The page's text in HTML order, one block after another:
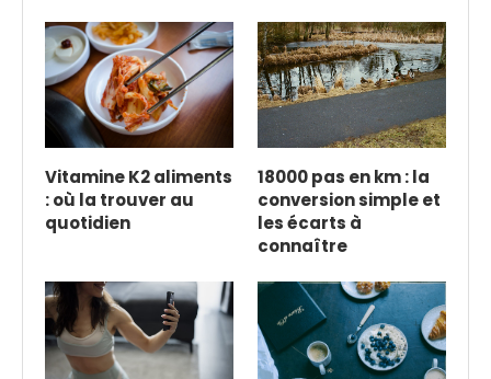
Vitamine K2 aliments
: où la trouver au
quotidien
18000 pas en km : la
conversion simple et
les écarts à
connaître